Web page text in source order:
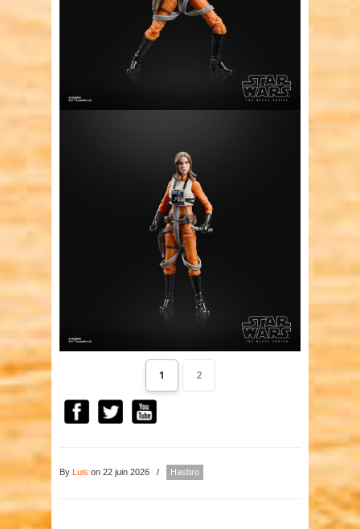
1 2
By Luis on 22 juin 2026 / Hasbro